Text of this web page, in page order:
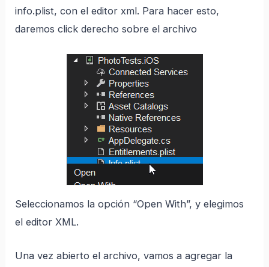
info.plist, con el editor xml. Para hacer esto,
daremos click derecho sobre el archivo
Seleccionamos la opción “Open With”, y elegimos
el editor XML.
Una vez abierto el archivo, vamos a agregar la